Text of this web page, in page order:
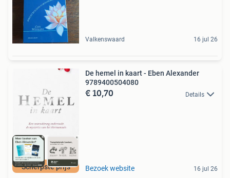
Valkenswaard 16 jul 26
Scherpste prijs
De hemel in kaart - Eben Alexander
9789400504080
€ 10,70 Details
Bezoek website 16 jul 26